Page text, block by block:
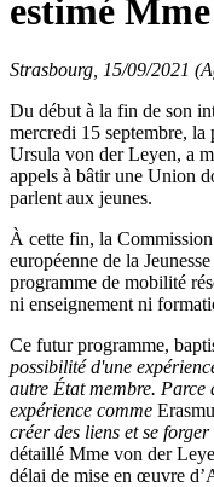
estimé
Strasbourg, 15/09/2021
Du début à la fin de son
mercredi 15 septembre, la
Ursula von der Leyen, a
appels à bâtir une Union
parlent aux jeunes.
À cette fin, la
européenne de la
programme de mobilité
ni enseignement ni
Ce futur programme,
possibilité d'une
autre État membre. Parce
expérience comme
créer des liens et se
détaillé Mme von der
délai de mise en œuvre